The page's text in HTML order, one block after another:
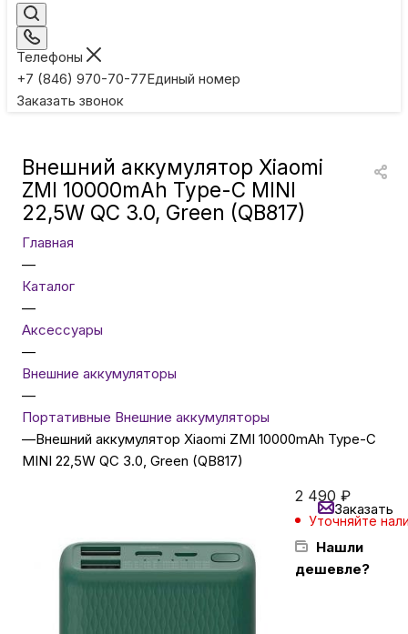
Телефоны
+7 (846) 970-70-77Единый номер
Заказать звонок
Умные кольца
ТВ и проекторы
Бытовая техника
Красота и здоровье
Внешний аккумулятор Xiaomi
ZMI 10000mAh Type-C MINI
22,5W QC 3.0, Green (QB817)
Главная
—
Каталог
—
Аксессуары
—
Внешние аккумуляторы
—
Портативные Внешние аккумуляторы
—Внешний аккумулятор Xiaomi ZMI 10000mAh Type-C
MINI 22,5W QC 3.0, Green (QB817)
2 490 ₽
Уточняйте
Нашли
дешевле?
Заказать